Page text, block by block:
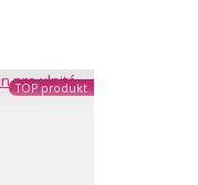
TOP produkt